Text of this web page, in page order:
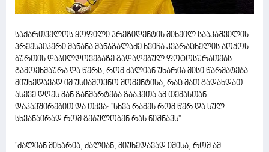
საქართველოს ყოფილი პრეზიდენტის მიხეილ სააკაშვილის
პრეესპიკერი მანანა მანჯგალაძე ხვიჩა კვარაცხელის აოქოს
ბურთის დაჯილდოვებაზე გადაღებულ ფოტოსურათებს
გამოეხმაურა და წერს, რომ ძალიან უხარია მისი წარმატება
მიუხედავად იმ უსიამოვნო მომენტისა, რაც მათ გადახდათ.
ასევე დღეს მან განმარტება გააკეთა ამ თემასთან
დაკავშირებით და თქვა: ''სხვა რამეს რომ წერ და სულ
სხვანაირად რომ გებულობენ რას ნიშნავს''
"ძალიან მიხარია, ძალიან, მიუხედავად იმისა, რომ ამ